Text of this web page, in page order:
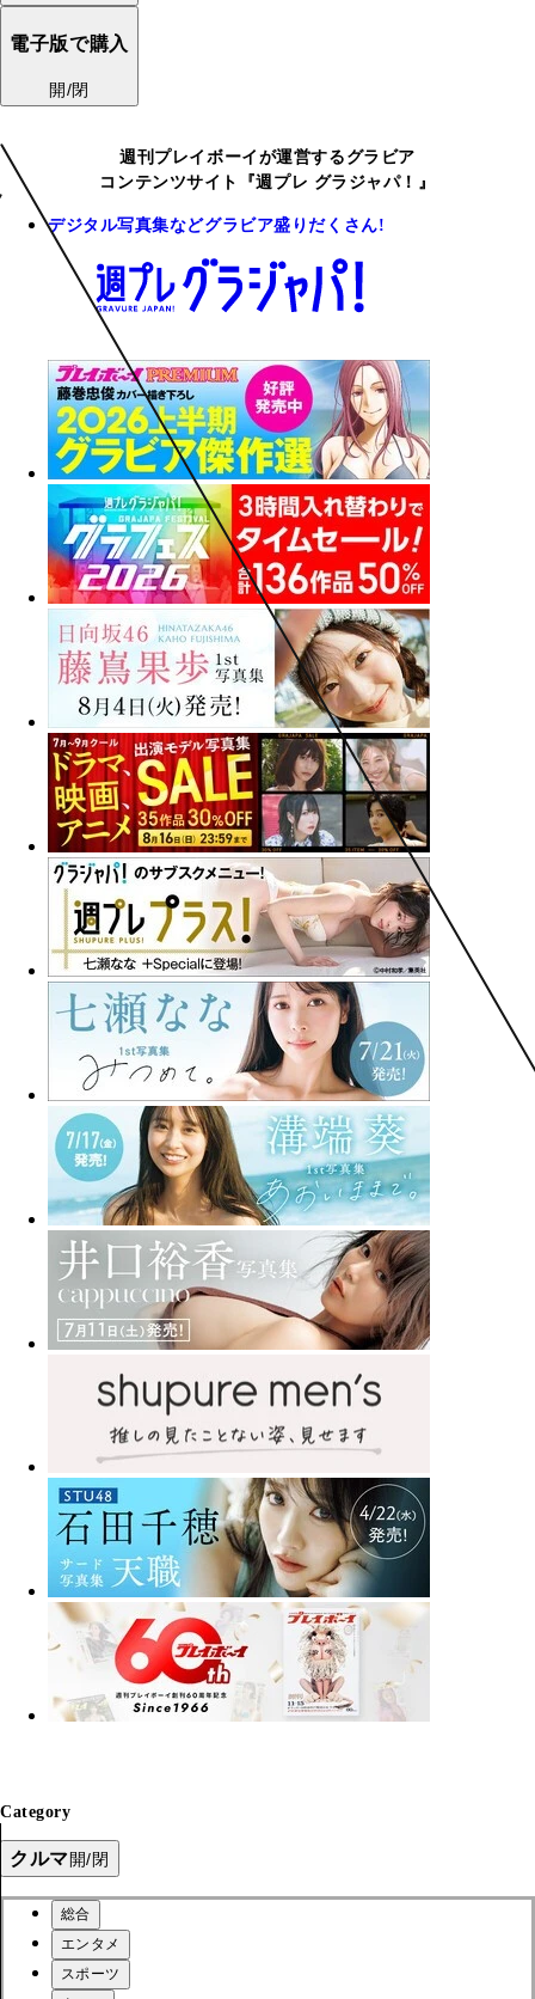
電子版で購入
開/閉
週刊プレイボーイが運営するグラビア
コンテンツサイト『週プレ グラジャパ！』
デジタル写真集などグラビア盛りだくさん!
Category
クルマ開/閉
総合
エンタメ
スポーツ